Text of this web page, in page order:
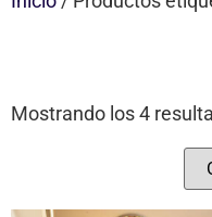
Mostrando los 4